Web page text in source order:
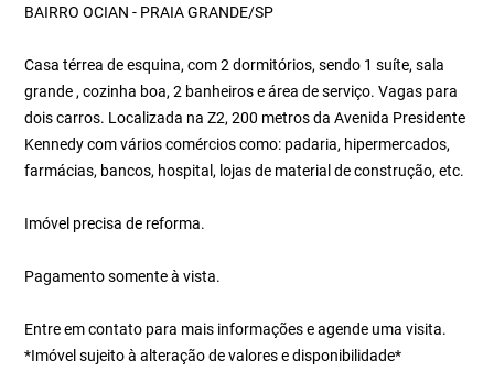
BAIRRO OCIAN - PRAIA GRANDE/SP
Casa térrea de esquina, com 2 dormitórios, sendo 1 suíte, sala
grande , cozinha boa, 2 banheiros e área de serviço. Vagas para
dois carros. Localizada na Z2, 200 metros da Avenida Presidente
Kennedy com vários comércios como: padaria, hipermercados,
farmácias, bancos, hospital, lojas de material de construção, etc.
Imóvel precisa de reforma.
Pagamento somente à vista.
Entre em contato para mais informações e agende uma visita.
*Imóvel sujeito à alteração de valores e disponibilidade*